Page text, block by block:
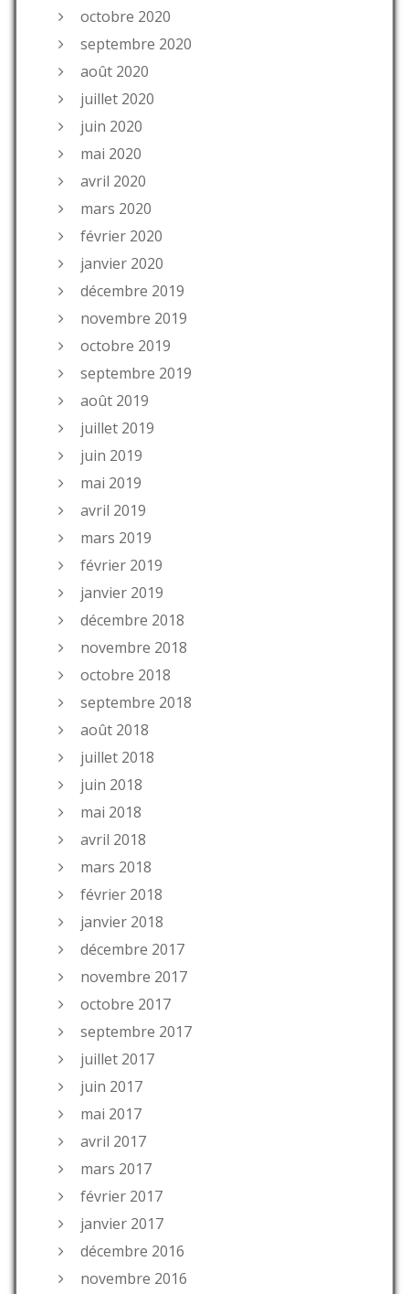
octobre 2020
septembre 2020
août 2020
juillet 2020
juin 2020
mai 2020
avril 2020
mars 2020
février 2020
janvier 2020
décembre 2019
novembre 2019
octobre 2019
septembre 2019
août 2019
juillet 2019
juin 2019
mai 2019
avril 2019
mars 2019
février 2019
janvier 2019
décembre 2018
novembre 2018
octobre 2018
septembre 2018
août 2018
juillet 2018
juin 2018
mai 2018
avril 2018
mars 2018
février 2018
janvier 2018
décembre 2017
novembre 2017
octobre 2017
septembre 2017
juillet 2017
juin 2017
mai 2017
avril 2017
mars 2017
février 2017
janvier 2017
décembre 2016
novembre 2016